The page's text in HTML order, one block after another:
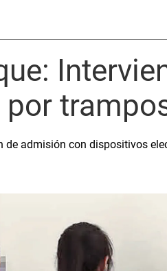
por
de admisión con dispositivos